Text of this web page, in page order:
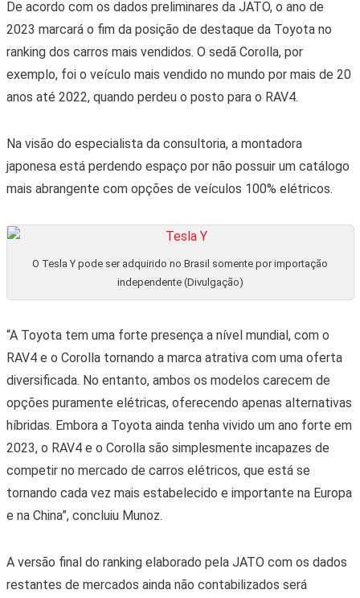
De acordo com os dados preliminares da JATO, o ano de
2023 marcará o fim da posição de destaque da Toyota no
ranking dos carros mais vendidos. O sedã Corolla, por
exemplo, foi o veículo mais vendido no mundo por mais de 20
anos até 2022, quando perdeu o posto para o RAV4.
Na visão do especialista da consultoria, a montadora
japonesa está perdendo espaço por não possuir um catálogo
mais abrangente com opções de veículos 100% elétricos.
O Tesla Y pode ser adquirido no Brasil somente por importação
independente (Divulgação)
“A Toyota tem uma forte presença a nível mundial, com o
RAV4 e o Corolla tornando a marca atrativa com uma oferta
diversificada. No entanto, ambos os modelos carecem de
opções puramente elétricas, oferecendo apenas alternativas
híbridas. Embora a Toyota ainda tenha vivido um ano forte em
2023, o RAV4 e o Corolla são simplesmente incapazes de
competir no mercado de carros elétricos, que está se
tornando cada vez mais estabelecido e importante na Europa
e na China”, concluiu Munoz.
A versão final do ranking elaborado pela JATO com os dados
restantes de mercados ainda não contabilizados será